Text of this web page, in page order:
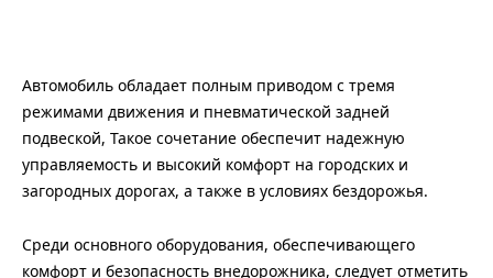
Автомобиль обладает полным приводом с тремя
режимами движения и пневматической задней
подвеской, Такое сочетание обеспечит надежную
управляемость и высокий комфорт на городских и
загородных дорогах, а также в условиях бездорожья.
Среди основного оборудования, обеспечивающего
комфорт и безопасность внедорожника, следует отметить